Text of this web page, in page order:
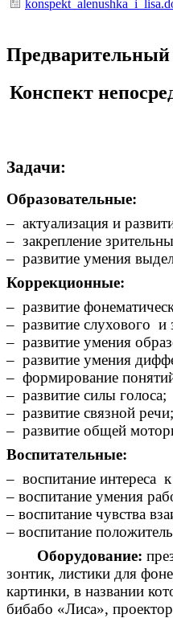
Предварительный
Конспект
Задачи:
Образовательные:
– актуализация и
– закрепление
– развитие умения
Коррекционные:
– развитие
– развитие слухового и
– развитие умения
– развитие умения
– формирование
– развитие силы голоса;
– развитие связной речи;
– развитие общей
Воспитательные:
– воспитание интереса
– воспитание умения
– воспитание чувства
– воспитание
Оборудование:
зонтик, листики для
картинки, в названии
бибабо «Лиса»,